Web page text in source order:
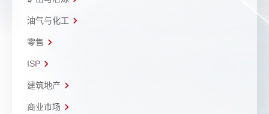
油气与化工
零售
ISP
建筑地产
商业市场